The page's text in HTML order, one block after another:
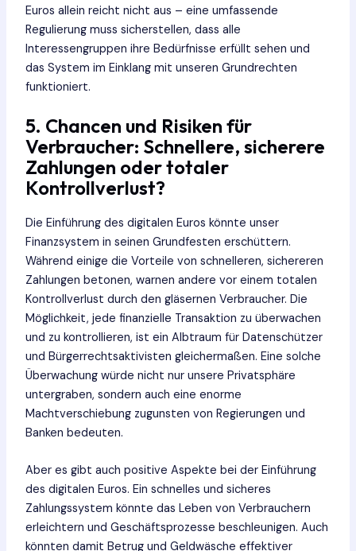
Euros allein reicht nicht aus – eine umfassende
Regulierung muss sicherstellen, dass alle
Interessengruppen ihre Bedürfnisse erfüllt sehen und
das System im Einklang mit unseren Grundrechten
funktioniert.
5. Chancen und Risiken für
Verbraucher: Schnellere, sicherere
Zahlungen oder totaler
Kontrollverlust?
Die Einführung des digitalen Euros könnte unser
Finanzsystem in seinen Grundfesten erschüttern.
Während einige die Vorteile von schnelleren, sichereren
Zahlungen betonen, warnen andere vor einem totalen
Kontrollverlust durch den gläsernen Verbraucher. Die
Möglichkeit, jede finanzielle Transaktion zu überwachen
und zu kontrollieren, ist ein Albtraum für Datenschützer
und Bürgerrechtsaktivisten gleichermaßen. Eine solche
Überwachung würde nicht nur unsere Privatsphäre
untergraben, sondern auch eine enorme
Machtverschiebung zugunsten von Regierungen und
Banken bedeuten.
Aber es gibt auch positive Aspekte bei der Einführung
des digitalen Euros. Ein schnelles und sicheres
Zahlungssystem könnte das Leben von Verbrauchern
erleichtern und Geschäftsprozesse beschleunigen. Auch
könnten damit Betrug und Geldwäsche effektiver